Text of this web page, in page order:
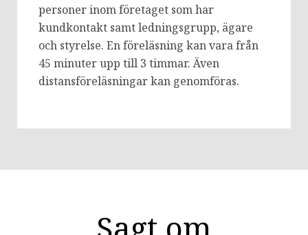
personer inom företaget som har
kundkontakt samt ledningsgrupp, ägare
och styrelse. En föreläsning kan vara från
45 minuter upp till 3 timmar. Även
distansföreläsningar kan genomföras.